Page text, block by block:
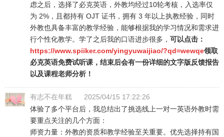
虑之后，选择了必克英语，外教均经过10轮考核，入选率仅
为 2%，且都持有 OJT 证书，拥有 3 年以上执教经验，同时
外教也具备丰富的教学经验，能够根据我的学习情况和需求进
行个性化教学。学了之后我的口语进步很多， 可以点击：
https://www.spiiker.com/yingyuwaijiao/?qd=wewqe领取
必克英语免费试听课，结束后会有一份详细的文字版反馈报告
以及课程老师分析！
有志不在年糕
2025/04/15 17:22:26
体验了多个平台后，我总结出了挑选线上一对一英语外教时需
要重点关注的几个方面：
师资力量：外教的资质和教学经验至关重要。优先选择持有国